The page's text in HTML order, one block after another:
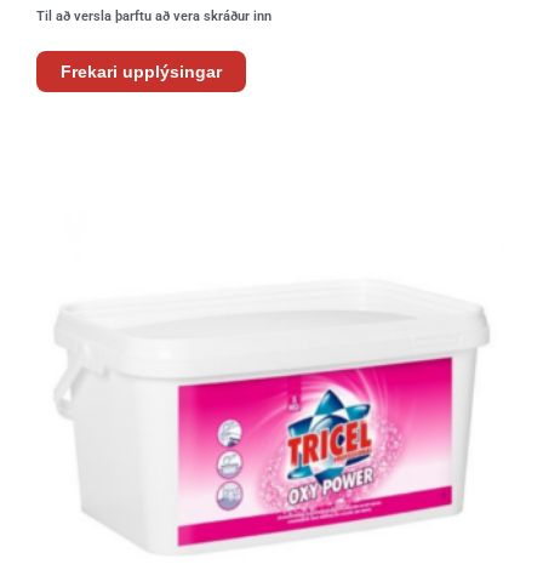
Til að versla þarftu að vera skráður inn
Frekari upplýsingar